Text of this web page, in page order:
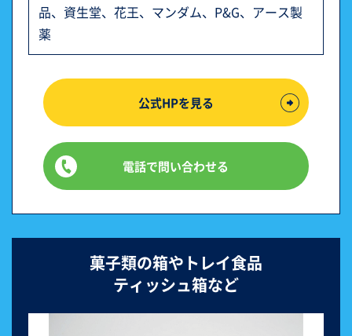
品、資生堂、花王、マンダム、P&G、アース製
薬
公式HPを見る
電話で問い合わせる
菓子類の箱やトレイ食品
ティッシュ箱など